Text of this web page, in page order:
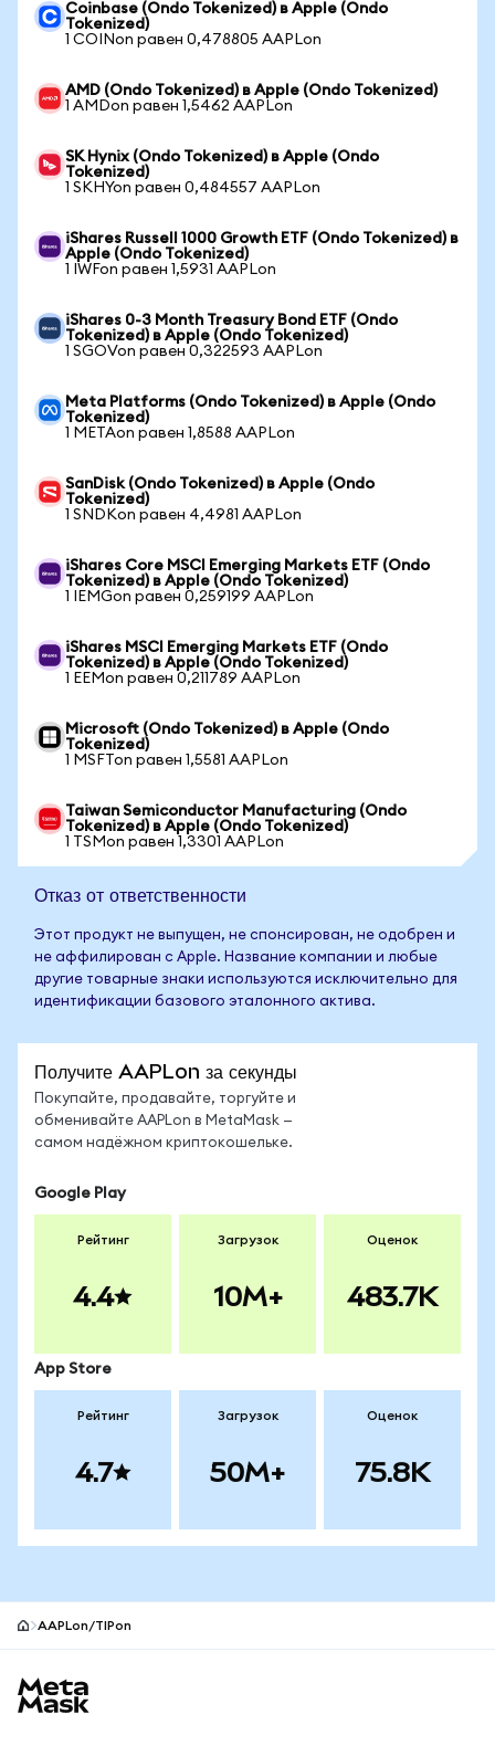
Coinbase (Ondo Tokenized) в Apple (Ondo
Tokenized)
1 COINon равен 0,478805 AAPLon
AMD (Ondo Tokenized) в Apple (Ondo Tokenized)
1 AMDon равен 1,5462 AAPLon
SK Hynix (Ondo Tokenized) в Apple (Ondo
Tokenized)
1 SKHYon равен 0,484557 AAPLon
iShares Russell 1000 Growth ETF (Ondo Tokenized) в
Apple (Ondo Tokenized)
1 IWFon равен 1,5931 AAPLon
iShares 0-3 Month Treasury Bond ETF (Ondo
Tokenized) в Apple (Ondo Tokenized)
1 SGOVon равен 0,322593 AAPLon
Meta Platforms (Ondo Tokenized) в Apple (Ondo
Tokenized)
1 METAon равен 1,8588 AAPLon
SanDisk (Ondo Tokenized) в Apple (Ondo
Tokenized)
1 SNDKon равен 4,4981 AAPLon
iShares Core MSCI Emerging Markets ETF (Ondo
Tokenized) в Apple (Ondo Tokenized)
1 IEMGon равен 0,259199 AAPLon
iShares MSCI Emerging Markets ETF (Ondo
Tokenized) в Apple (Ondo Tokenized)
1 EEMon равен 0,211789 AAPLon
Microsoft (Ondo Tokenized) в Apple (Ondo
Tokenized)
1 MSFTon равен 1,5581 AAPLon
Taiwan Semiconductor Manufacturing (Ondo
Tokenized) в Apple (Ondo Tokenized)
1 TSMon равен 1,3301 AAPLon
Отказ от ответственности
Этот продукт не выпущен, не спонсирован, не одобрен и
не аффилирован с Apple. Название компании и любые
другие товарные знаки используются исключительно для
идентификации базового эталонного актива.
Получите AAPLon за секунды
Покупайте, продавайте, торгуйте и
обменивайте AAPLon в MetaMask —
самом надёжном криптокошельке.
Google Play
Рейтинг
4.4
Загрузок
10M+
Оценок
483.7K
App Store
Рейтинг
4.7
Загрузок
50M+
Оценок
75.8K
AAPLon/TIPon